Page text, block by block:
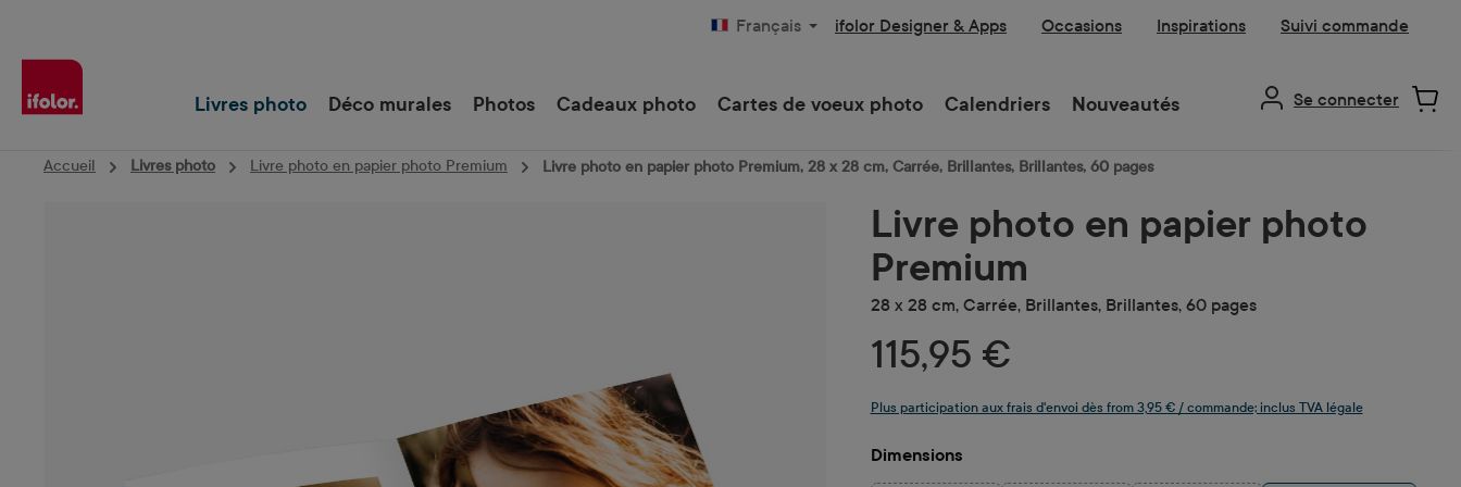
Français ifolor Designer & Apps Occasions Inspirations Suivi commande
Livres photo Déco murales Photos Cadeaux photo Cartes de voeux photo Calendriers Nouveautés Se connecter
Accueil Livres photo Livre photo en papier photo Premium Livre photo en papier photo Premium, 28 x 28 cm, Carrée, Brillantes, Brillantes, 60 pages
Livre photo en papier photo
Premium
28 x 28 cm, Carrée, Brillantes, Brillantes, 60 pages
115,95 €
Plus participation aux frais d'envoi dès from 3,95 € / commande; inclus TVA légale
Sélectionnez
Dimensions